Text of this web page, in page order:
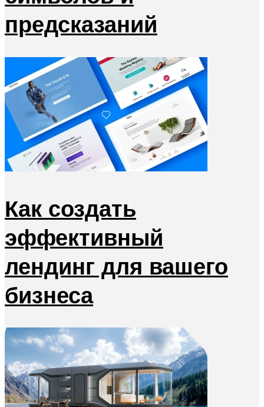
предсказаний
Как создать
эффективный
лендинг для вашего
бизнеса